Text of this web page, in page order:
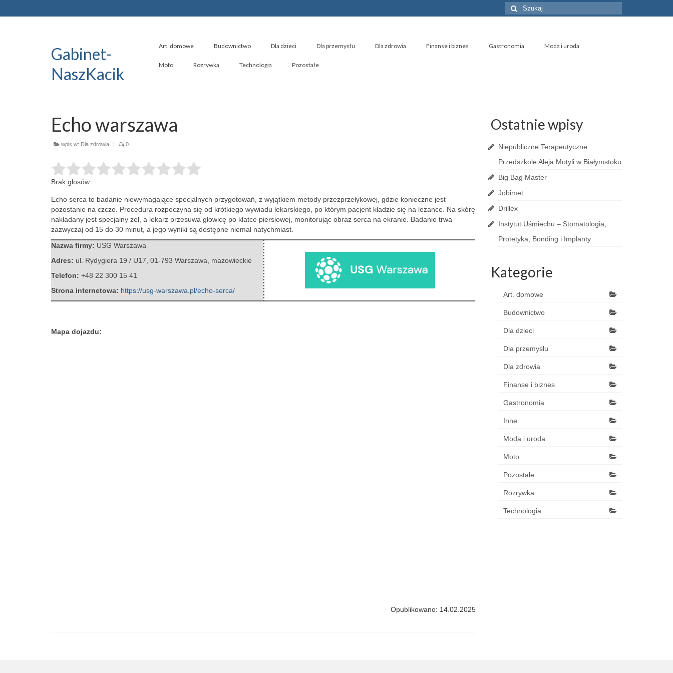
Szuklaj
w:
Gabinet-
NaszKacik
Art. domowe Budownictwo Dla dzieci Dla przemysłu Dla zdrowia Finanse i biznes Gastronomia Moda i uroda
Moto Rozrywka Technologia Pozostałe
Echo warszawa
wpis w: Dla zdrowia | 0
Brak głosów.
Echo serca to badanie niewymagające specjalnych przygotowań, z wyjątkiem metody przezprzełykowej, gdzie konieczne jest
pozostanie na czczo. Procedura rozpoczyna się od krótkiego wywiadu lekarskiego, po którym pacjent kładzie się na leżance. Na skórę
nakładany jest specjalny żel, a lekarz przesuwa głowicę po klatce piersiowej, monitorując obraz serca na ekranie. Badanie trwa
zazwyczaj od 15 do 30 minut, a jego wyniki są dostępne niemal natychmiast.
Nazwa firmy: USG Warszawa
Adres: ul. Rydygiera 19 / U17 01-793 Warszawa
mazowieckie
Telefon: +48 22 300 15 41
Strona internetowa: https://usg-warszawa.pl/echo-serca/
Mapa dojazdu:
Opublikowano: 14.02.2025
Ostatnie wpisy
Niepubliczne Terapeutyczne
Przedszkole Aleja Motyli w Białymstoku
Big Bag Master
Jobimet
Drillex
Instytut Uśmiechu – Stomatologia,
Protetyka, Bonding i Implanty
Kategorie
Art. domowe
Budownictwo
Dla dzieci
Dla przemysłu
Dla zdrowia
Finanse i biznes
Gastronomia
Inne
Moda i uroda
Moto
Pozostałe
Rozrywka
Technologia